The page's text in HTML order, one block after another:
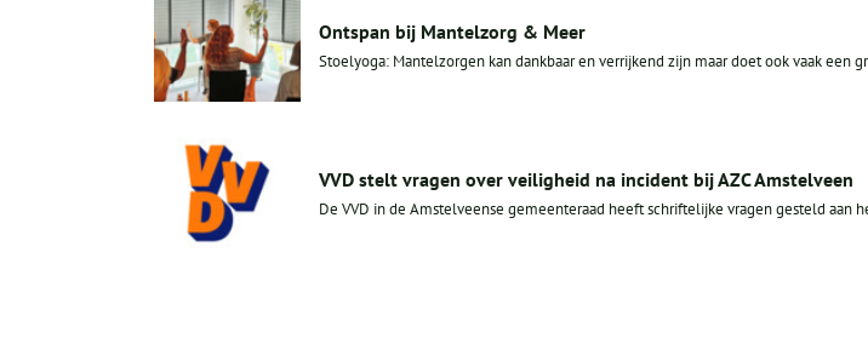
Ontspan bij Mantelzorg & Meer
Stoelyoga: Mantelzorgen kan dankbaar en verrijkend zijn maar doet ook vaak een
VVD stelt vragen over veiligheid na incident bij AZC Amstelveen
De VVD in de Amstelveense gemeenteraad heeft schriftelijke vragen gesteld aan